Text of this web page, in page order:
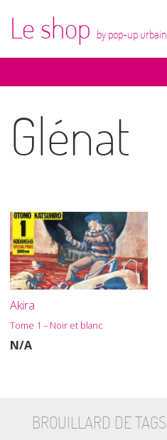
Le shop by pop-up urbain
Glénat
Akira
Tome 1 – Noir et blanc
N/A
BROUILLARD DE TAGS